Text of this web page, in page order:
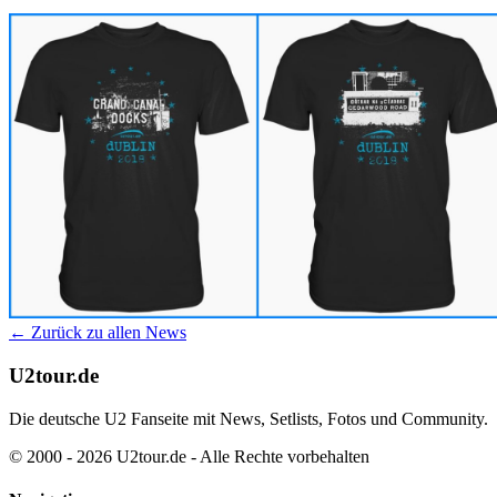
← Zurück zu allen News
U2tour.de
Die deutsche U2 Fanseite mit News, Setlists, Fotos und Community.
© 2000 - 2026 U2tour.de - Alle Rechte vorbehalten